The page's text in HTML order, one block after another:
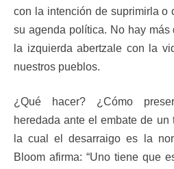
con la intención de suprimirla o
su agenda política. No hay
la izquierda abertzale con la
nuestros pueblos.
¿Qué hacer? ¿Cómo
heredada ante el embate de un
la cual el desarraigo es la
Bloom afirma: “Uno tiene que